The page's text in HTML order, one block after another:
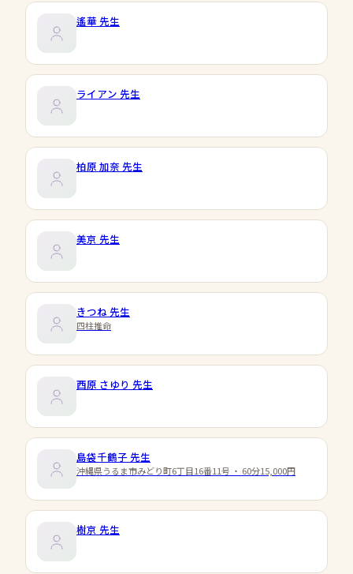
遙華先生
ライアン 先生
柏原 加奈 先生
美京 先生
きつね先生
四柱推命
西原 さゆり 先生
島袋千鶴子 先生
沖縄県うるま市みどり町6丁目16番11号 ・ 60分15,000円
樹京 先生